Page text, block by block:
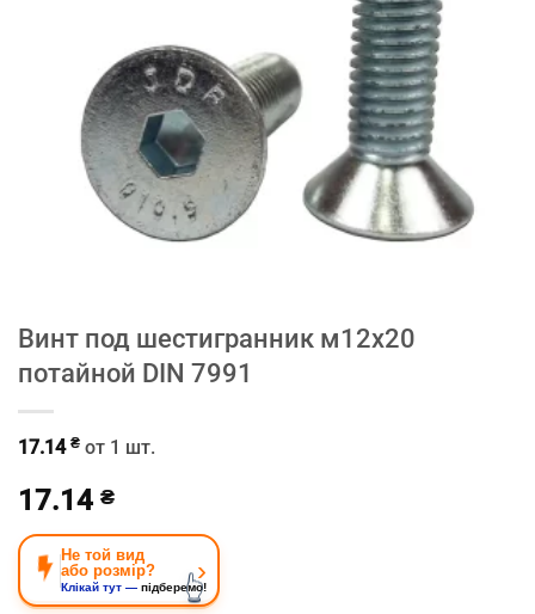
Винт под шестигранник м12х20
потайной DIN 7991
17.14 ₴ от 1 шт.
17.14 ₴
Не той вид
або розмір?
Клікай тут — підберемо!
›
👆